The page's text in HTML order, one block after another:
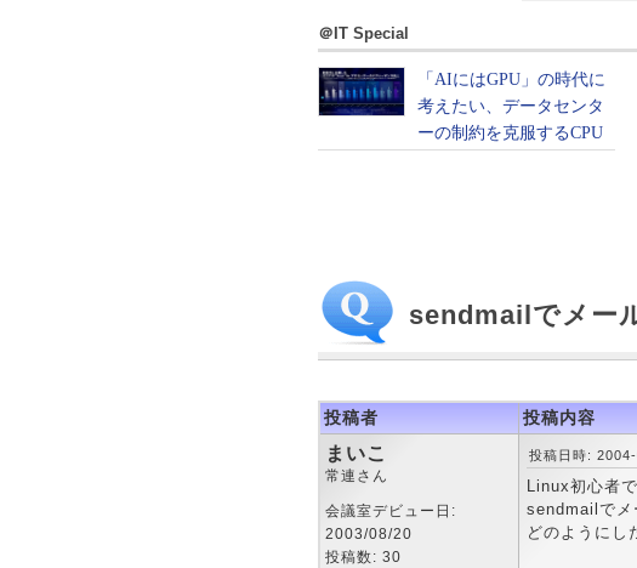
＠IT Special
sendmailでメー
投稿者 投稿内容
まいこ
常連さん
会議室デビュー日:
2003/08/20
投稿数: 30
投稿日時:
Linux初心者で
sendmailでメ
どのようにし